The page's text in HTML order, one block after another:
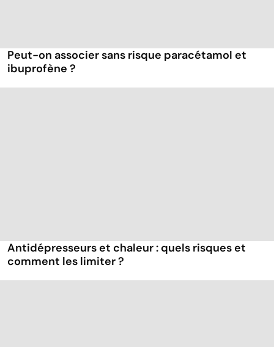
Peut-on associer sans risque paracétamol et
ibuprofène ?
Antidépresseurs et chaleur : quels risques et
comment les limiter ?